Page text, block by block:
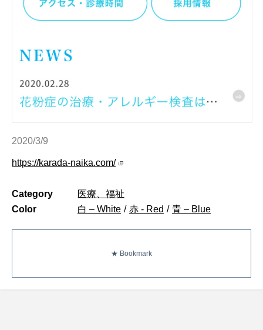
2020/3/9
https://karada-naika.com/
Category
医療、福祉
Color
白 – White / 赤 - Red / 青 – Blue
★ Bookmark